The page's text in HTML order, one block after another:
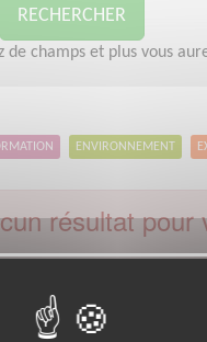
RECHERCHER
de champs et plus vous
ENVIRONNEMENT
résultat pour
critères et/ou remplacer
Effectuer une nouvelle